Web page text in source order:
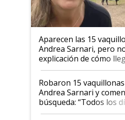
Aparecen las 15
Andrea Sarnari, pero
explicación de cómo
Robaron 15
Andrea Sarnari y
búsqueda: “Todos los
toca a algún productor”